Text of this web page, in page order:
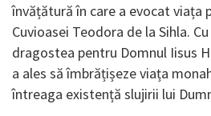
învățătură în care a evocat viața
Cuvioasei Teodora de la Sihla.
dragostea pentru Domnul Iisus
a ales să îmbrățișeze viața
întreaga existență slujirii lui